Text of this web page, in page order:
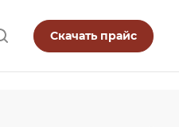
Скачать прайс